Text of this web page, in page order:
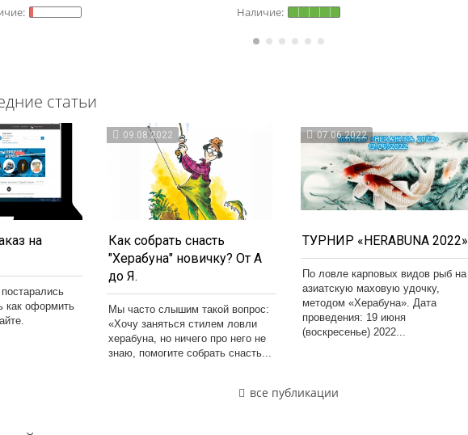
статьи
на
как оформить
09.08.2022
Как собрать снасть
"Херабуна" новичку? От А
до Я.
Мы часто слышим такой вопрос:
«Хочу заняться стилем ловли
херабуна, но ничего про него не
знаю, помогите собрать снасть...
07.06.2022
ТУРНИР «HERABUNA 2022»
По ловле карповых видов рыб на
азиатскую маховую удочку,
методом «Херабуна». Дата
проведения: 19 июня
(воскресенье) 2022...
все публикации